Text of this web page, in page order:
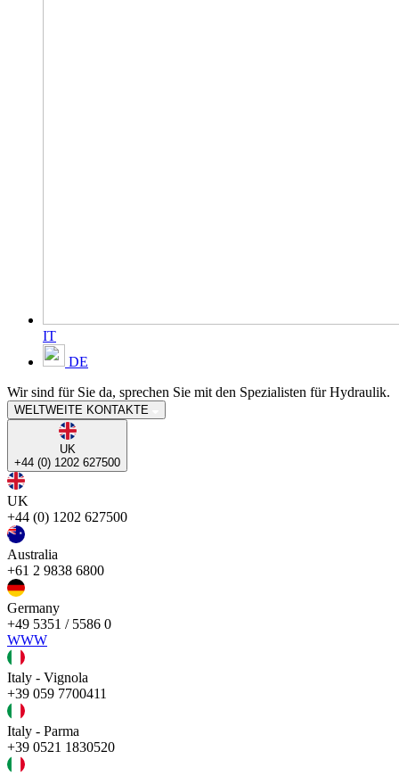
IT
DE
Wir sind für Sie da, sprechen Sie mit den Spezialisten für Hydraulik.
WELTWEITE KONTAKTE
UK
+44 (0) 1202 627500
UK
+44 (0) 1202 627500
Australia
+61 2 9838 6800
Germany
+49 5351 / 5586 0
WWW
Italy - Vignola
+39 059 7700411
Italy - Parma
+39 0521 1830520